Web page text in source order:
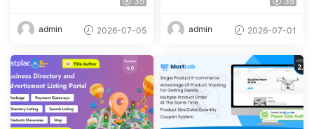
ing | Parcel
admin 2026-07-05
录
admin 2026-07-01